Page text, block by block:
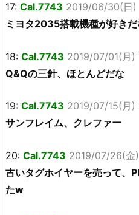
17: Cal.7743 2019/06/30(日)
ミヨタ2035搭載機種が好きだ
18: Cal.7743 2019/07/01(月)
Q&Qの三針、ほとんどだな
19: Cal.7743 2019/07/15(月)
サンフレイム、クレファー
20: Cal.7743 2019/07/26(金
古いタグホイヤーを売って、
たw